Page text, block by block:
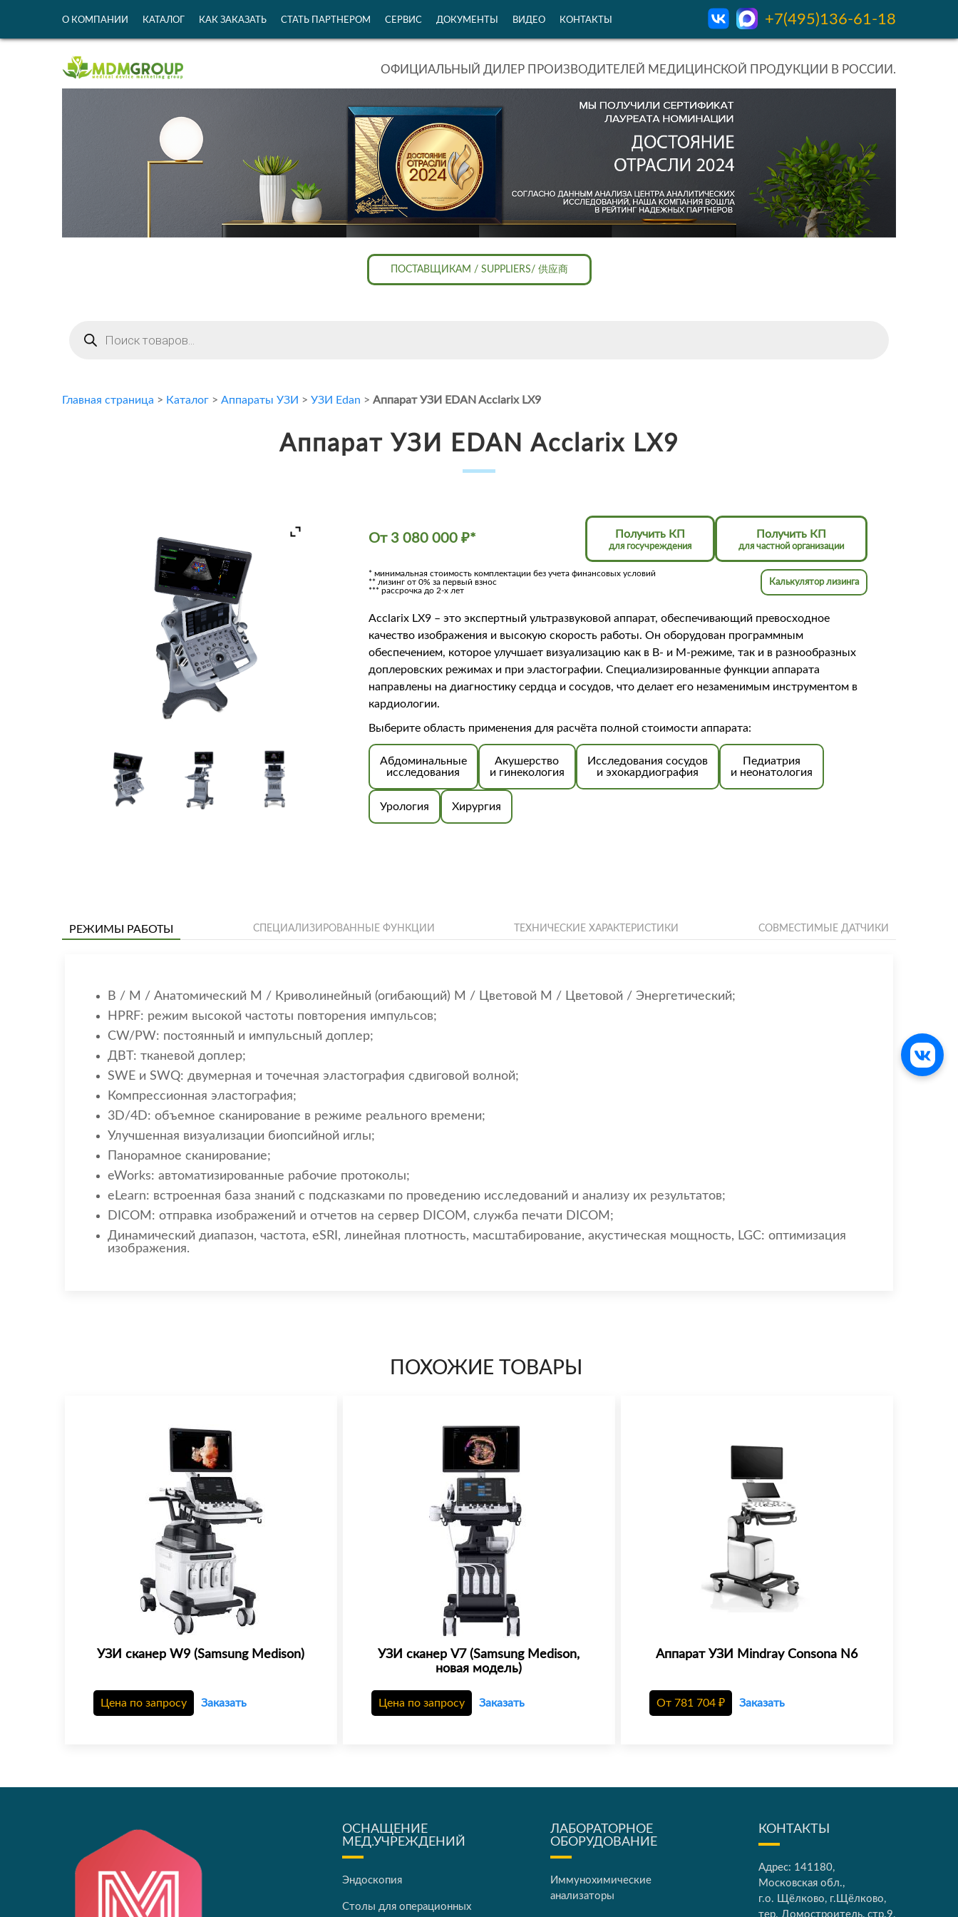
О КОМПАНИИ КАТАЛОГ КАК ЗАКАЗАТЬ СТАТЬ ПАРТНЕРОМ СЕРВИС ДОКУМЕНТЫ ВИДЕО КОНТАКТЫ +7(495)136-61-18
ОФИЦИАЛЬНЫЙ ДИЛЕР ПРОИЗВОДИТЕЛЕЙ МЕДИЦИНСКОЙ ПРОДУКЦИИ В РОССИИ.
ПОСТАВЩИКАМ / SUPPLIERS/ 供应商
товаров
Главная страница > Каталог > Аппараты УЗИ > УЗИ Edan > Аппарат УЗИ EDAN Acclarix LX9
Аппарат УЗИ EDAN Acclarix LX9
От 3 080 000 ₽* Получить КП
для госучреждения
Получить КП
для частной организации
* минимальная стоимость комплектации без учета финансовых условий
** лизинг от 0% за первый взнос
*** рассрочка до 2-х лет
Калькулятор лизинга
Acclarix LX9 – это экспертный ультразвуковой аппарат, обеспечивающий превосходное
качество изображения и высокую скорость работы. Он оборудован программным
обеспечением, которое улучшает визуализацию как в B- и M-режиме, так и в разнообразных
доплеровских режимах и при эластографии. Специализированные функции аппарата
направлены на диагностику сердца и сосудов, что делает его незаменимым инструментом в
кардиологии.
Выберите область применения для расчёта полной стоимости аппарата:
Абдоминальные
исследования
Акушерство
и гинекология
Исследования сосудов
и эхокардиография
Педиатрия
и неонатология
Урология Хирургия
РЕЖИМЫ РАБОТЫ СПЕЦИАЛИЗИРОВАННЫЕ ФУНКЦИИ ТЕХНИЧЕСКИЕ ХАРАКТЕРИСТИКИ СОВМЕСТИМЫЕ ДАТЧИКИ
В / M / Анатомический M / Криволинейный (огибающий) М / Цветовой М / Цветовой / Энергетический;
HPRF: режим высокой частоты повторения импульсов;
CW/PW: постоянный и импульсный доплер;
ДВТ: тканевой доплер;
SWE и SWQ: двумерная и точечная эластография сдвиговой волной;
Компрессионная эластография;
3D/4D: объемное сканирование в режиме реального времени;
Улучшенная визуализации биопсийной иглы;
Панорамное сканирование;
eWorks: автоматизированные рабочие протоколы;
eLearn: встроенная база знаний с подсказками по проведению исследований и анализу их результатов;
DICOM: отправка изображений и отчетов на сервер DICOM, служба печати DICOM;
Динамический диапазон, частота, eSRI, линейная плотность, масштабирование, акустическая мощность, LGC: оптимизация
изображения.
ПОХОЖИЕ ТОВАРЫ
УЗИ сканер W9 (Samsung Medison)
Цена по запросу Заказать
УЗИ сканер V7 (Samsung Medison,
новая модель)
Цена по запросу Заказать
Аппарат УЗИ Mindray Consona N6
От 781 704 ₽ Заказать
ОСНАЩЕНИЕ
МЕД.УЧРЕЖДЕНИЙ
Эндоскопия
Столы для операционных
ЛАБОРАТОРНОЕ
ОБОРУДОВАНИЕ
Иммунохимические
анализаторы
КОНТАКТЫ
Адрес: 141180,
Московская обл.,
г.о. Щёлково, г.Щёлково,
тер. Домостроитель, стр.9,